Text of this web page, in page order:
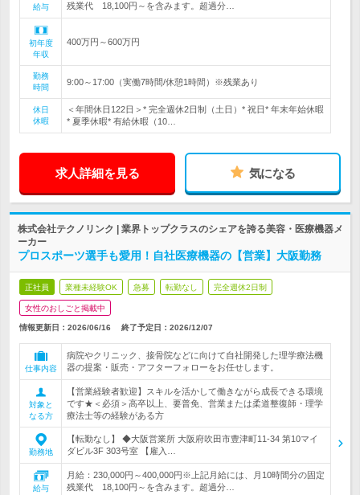
給与
残業代 18,100円～を含みます。超過分…
初年度
年収
400万円～600万円
勤務
時間
9:00～17:00（実働7時間/休憩1時間）※残業あり
休日
休暇
＜年間休日122日＞* 完全週休2日制（土日）* 祝日* 年末年始休暇
* 夏季休暇* 有給休暇（10…
求人詳細を見る 気になる
株式会社テクノリンク | 業界トップクラスのシェアを誇る美容・医療機器メ
ーカー
プロスポーツ選手も愛用！自社医療機器の【営業】大阪勤務
正社員 業種未経験OK 急募 転勤なし 完全週休2日制
女性のおしごと掲載中
情報更新日：2026/06/16 終了予定日： 2026/12/07
仕事内容
病院やクリニック、接骨院などに向けて自社開発した理学療法機
器の提案・販売・アフターフォローをお任せします。
対象と
なる方
【営業経験者歓迎】スキルを活かして働きながら成長できる環境
です★＜必須＞高卒以上、要普免、営業または柔道整復師・理学
療法士等の経験がある方
勤務地
【転勤なし】 ◆大阪営業所 大阪府吹田市豊津町11-34 第10マイ
ダビル3F 303号室 【雇入…
給与
月給：230,000円～400,000円※上記月給には、月10時間分の固定
残業代 18,100円～を含みます。超過分…